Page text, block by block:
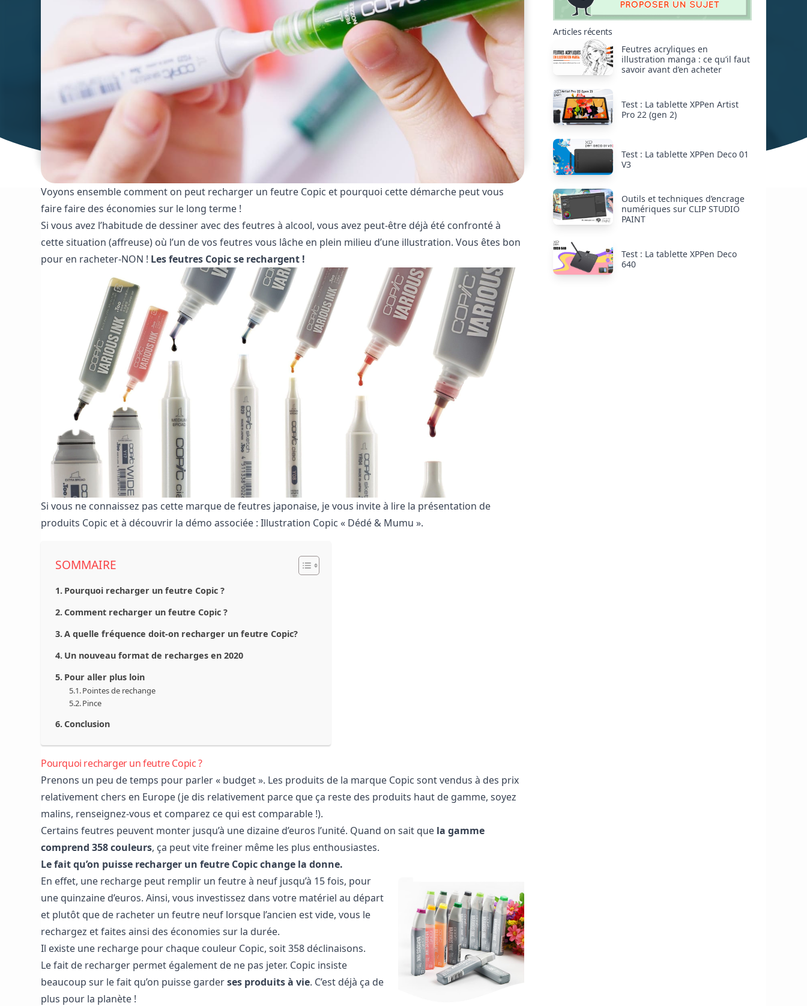
Voyons ensemble comment on peut recharger un feutre Copic et pourquoi cette démarche peut vous
faire faire des économies sur le long terme !
Si vous avez l’habitude de dessiner avec des feutres à alcool, vous avez peut-être déjà été confronté à
cette situation (affreuse) où l’un de vos feutres vous lâche en plein milieu d’une illustration. Vous êtes bon
pour en racheter-NON ! Les feutres Copic se rechargent !
Si vous ne connaissez pas cette marque de feutres japonaise, je vous invite à lire la présentation de
produits Copic et à découvrir la démo associée : Illustration Copic « Dédé & Mumu ».
SOMMAIRE
Pourquoi recharger un feutre Copic ?
Comment recharger un feutre Copic ?
A quelle fréquence doit-on recharger un feutre Copic?
Un nouveau format de recharges en 2020
Pour aller plus loin
Pointes de rechange
Pince
Conclusion
Pourquoi recharger un feutre Copic ?
Prenons un peu de temps pour parler « budget ». Les produits de la marque Copic sont vendus à des prix
relativement chers en Europe (je dis relativement parce que ça reste des produits haut de gamme, soyez
malins, renseignez-vous et comparez ce qui est comparable !).
Certains feutres peuvent monter jusqu’à une dizaine d’euros l’unité. Quand on sait que la gamme
comprend 358 couleurs, ça peut vite freiner même les plus enthousiastes.
Le fait qu’on puisse recharger un feutre Copic change la donne.
En effet, une recharge peut remplir un feutre à neuf jusqu’à 15 fois, pour
une quinzaine d’euros. Ainsi, vous investissez dans votre matériel au départ
et plutôt que de racheter un feutre neuf lorsque l’ancien est vide, vous le
rechargez et faites ainsi des économies sur la durée.
Il existe une recharge pour chaque couleur Copic, soit 358 déclinaisons.
Le fait de recharger permet également de ne pas jeter. Copic insiste
beaucoup sur le fait qu’on puisse garderses produits à vie. C’est déjà ça de
plus pour la planète !
Articles récents
Feutres acryliques en
illustration manga : ce qu’il faut
savoir avant d’en acheter
Test : La tablette XPPen Artist
Pro 22 (gen 2)
Test : La tablette XPPen Deco 01
V3
Outils et techniques d’encrage
numériques sur CLIP STUDIO
PAINT
Test : La tablette XPPen Deco
640